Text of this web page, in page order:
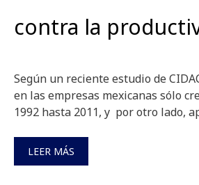
contra la
Según un reciente estudio de
en las empresas mexicanas sólo
1992 hasta 2011, y por otro lado,
LEER MÁS